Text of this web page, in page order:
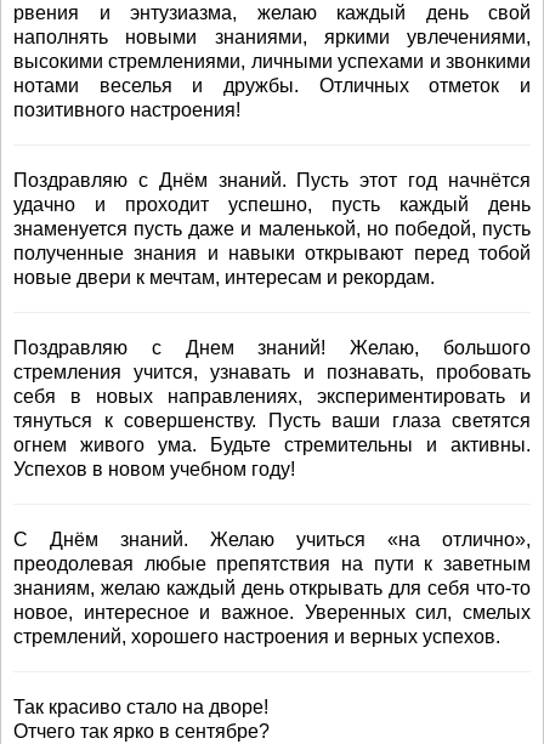
рвения и энтузиазма, желаю каждый день свой
наполнять новыми знаниями, яркими увлечениями,
высокими стремлениями, личными успехами и звонкими
нотами веселья и дружбы. Отличных отметок и
позитивного настроения!
Поздравляю с Днём знаний. Пусть этот год начнётся
удачно и проходит успешно, пусть каждый день
знаменуется пусть даже и маленькой, но победой, пусть
полученные знания и навыки открывают перед тобой
новые двери к мечтам, интересам и рекордам.
Поздравляю с Днем знаний! Желаю, большого
стремления учится, узнавать и познавать, пробовать
себя в новых направлениях, экспериментировать и
тянуться к совершенству. Пусть ваши глаза светятся
огнем живого ума. Будьте стремительны и активны.
Успехов в новом учебном году!
С Днём знаний. Желаю учиться «на отлично»,
преодолевая любые препятствия на пути к заветным
знаниям, желаю каждый день открывать для себя что-то
новое, интересное и важное. Уверенных сил, смелых
стремлений, хорошего настроения и верных успехов.
Так красиво стало на дворе!
Отчего так ярко в сентябре?